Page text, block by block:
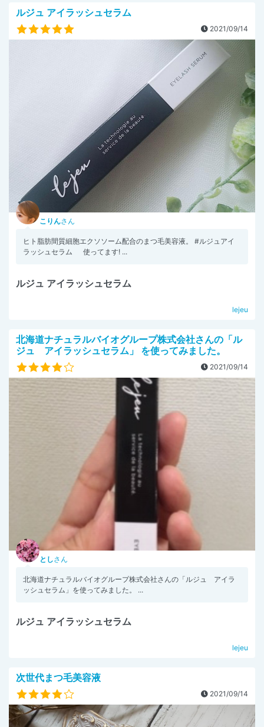
ルジュ アイラッシュセラム
2021/09/14
こりんさん
ヒト脂肪間質細胞エクソソーム配合のまつ毛美容液。 #ルジュアイ
ラッシュセラム 使ってます! ...
ルジュ アイラッシュセラム
lejeu
北海道ナチュラルバイオグループ株式会社さんの「ル
ジュ アイラッシュセラム」 を使ってみました。
2021/09/14
としさん
北海道ナチュラルバイオグループ株式会社さんの「ルジュ アイラ
ッシュセラム」を使ってみました。 ...
ルジュ アイラッシュセラム
lejeu
次世代まつ毛美容液
2021/09/14